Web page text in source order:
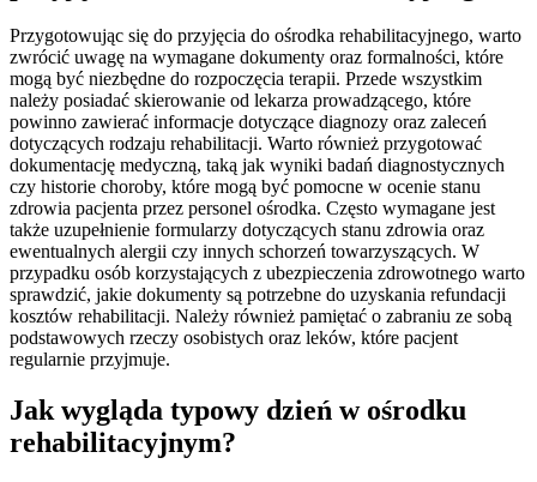
Przygotowując się do przyjęcia do ośrodka rehabilitacyjnego, warto
zwrócić uwagę na wymagane dokumenty oraz formalności, które
mogą być niezbędne do rozpoczęcia terapii. Przede wszystkim
należy posiadać skierowanie od lekarza prowadzącego, które
powinno zawierać informacje dotyczące diagnozy oraz zaleceń
dotyczących rodzaju rehabilitacji. Warto również przygotować
dokumentację medyczną, taką jak wyniki badań diagnostycznych
czy historie choroby, które mogą być pomocne w ocenie stanu
zdrowia pacjenta przez personel ośrodka. Często wymagane jest
także uzupełnienie formularzy dotyczących stanu zdrowia oraz
ewentualnych alergii czy innych schorzeń towarzyszących. W
przypadku osób korzystających z ubezpieczenia zdrowotnego warto
sprawdzić, jakie dokumenty są potrzebne do uzyskania refundacji
kosztów rehabilitacji. Należy również pamiętać o zabraniu ze sobą
podstawowych rzeczy osobistych oraz leków, które pacjent
regularnie przyjmuje.
Jak wygląda typowy dzień w ośrodku
rehabilitacyjnym?